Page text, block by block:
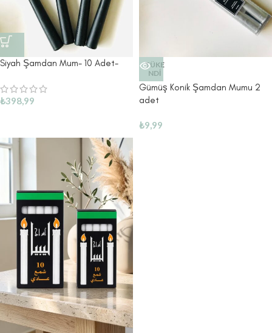
Siyah Şamdan Mum- 10 Adet-
₺398,99
TÜKE
NDI
Gümüş Konik Şamdan Mumu 2
adet
₺9,99